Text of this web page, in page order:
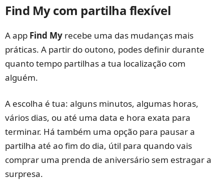
Find My com partilha flexível
A app Find My recebe uma das mudanças mais
práticas. A partir do outono, podes definir durante
quanto tempo partilhas a tua localização com
alguém.
A escolha é tua: alguns minutos, algumas horas,
vários dias, ou até uma data e hora exata para
terminar. Há também uma opção para pausar a
partilha até ao fim do dia, útil para quando vais
comprar uma prenda de aniversário sem estragar a
surpresa.